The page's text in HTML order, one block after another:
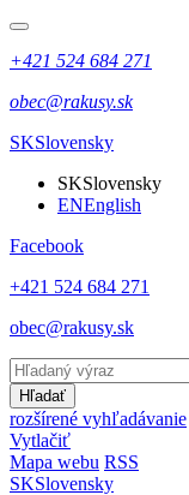
+421 524 684 271
obec@rakusy.sk
SKSlovensky
SKSlovensky
ENEnglish
Facebook
+421 524 684 271
obec@rakusy.sk
Hľadať
rozšírené vyhľadávanie
Vytlačiť
Mapa webu RSS
SKSlovensky